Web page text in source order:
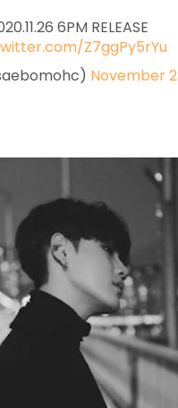
6PM RELEASE
Z7ggPy5rYu
November